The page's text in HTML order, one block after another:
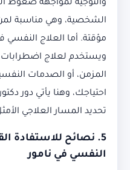
والتوجيه لمواجهة ضغوط
الشخصية، وهي مناسبة لمن
مؤقتة. أما العلاج النفسي
ويستخدم لعلاج اضطرابات
المزمن، أو الصدمات
احتياجك، وهنا يأتي دور
تحديد المسار العلاجي
5. نصائح للاستفادة
النفسي في نامور